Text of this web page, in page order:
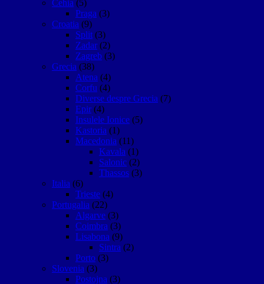
Cehia (5)
Praga (3)
Croatia (9)
Split (3)
Zadar (2)
Zagreb (3)
Grecia (38)
Atena (4)
Corfu (4)
Diverse despre Grecia (7)
Epir (4)
Insulele Ionice (5)
Kastoria (1)
Macedonia (11)
Kavala (1)
Salonic (2)
Thassos (3)
Italia (6)
Trieste (4)
Portugalia (22)
Algarve (3)
Coimbra (3)
Lisabona (9)
Sintra (2)
Porto (3)
Slovenia (3)
Postojna (3)